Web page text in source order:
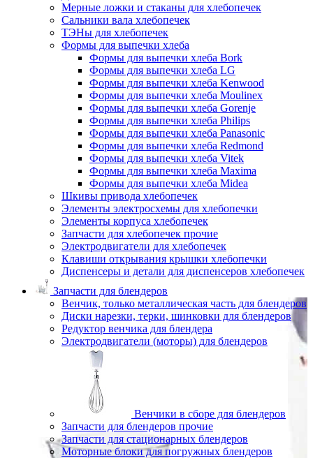
Мерные ложки и стаканы для хлебопечек
Сальники вала хлебопечек
ТЭНы для хлебопечек
Формы для выпечки хлеба
Формы для выпечки хлеба Bork
Формы для выпечки хлеба LG
Формы для выпечки хлеба Kenwood
Формы для выпечки хлеба Moulinex
Формы для выпечки хлеба Gorenje
Формы для выпечки хлеба Philips
Формы для выпечки хлеба Panasonic
Формы для выпечки хлеба Redmond
Формы для выпечки хлеба Vitek
Формы для выпечки хлеба Maxima
Формы для выпечки хлеба Midea
Шкивы привода хлебопечек
Элементы электросхемы для хлебопечки
Элементы корпуса хлебопечек
Запчасти для хлебопечек прочие
Электродвигатели для хлебопечек
Клавиши открывания крышки хлебопечки
Диспенсеры и детали для диспенсеров хлебопечек
Запчасти для блендеров
Венчик, только металлическая часть для блендеров
Диски нарезки, терки, шинковки для блендеров
Редуктор венчика для блендера
Электродвигатели (моторы) для блендеров
Венчики в сборе для блендеров
Запчасти для блендеров прочие
Запчасти для стационарных блендеров
Моторные блоки для погружных блендеров